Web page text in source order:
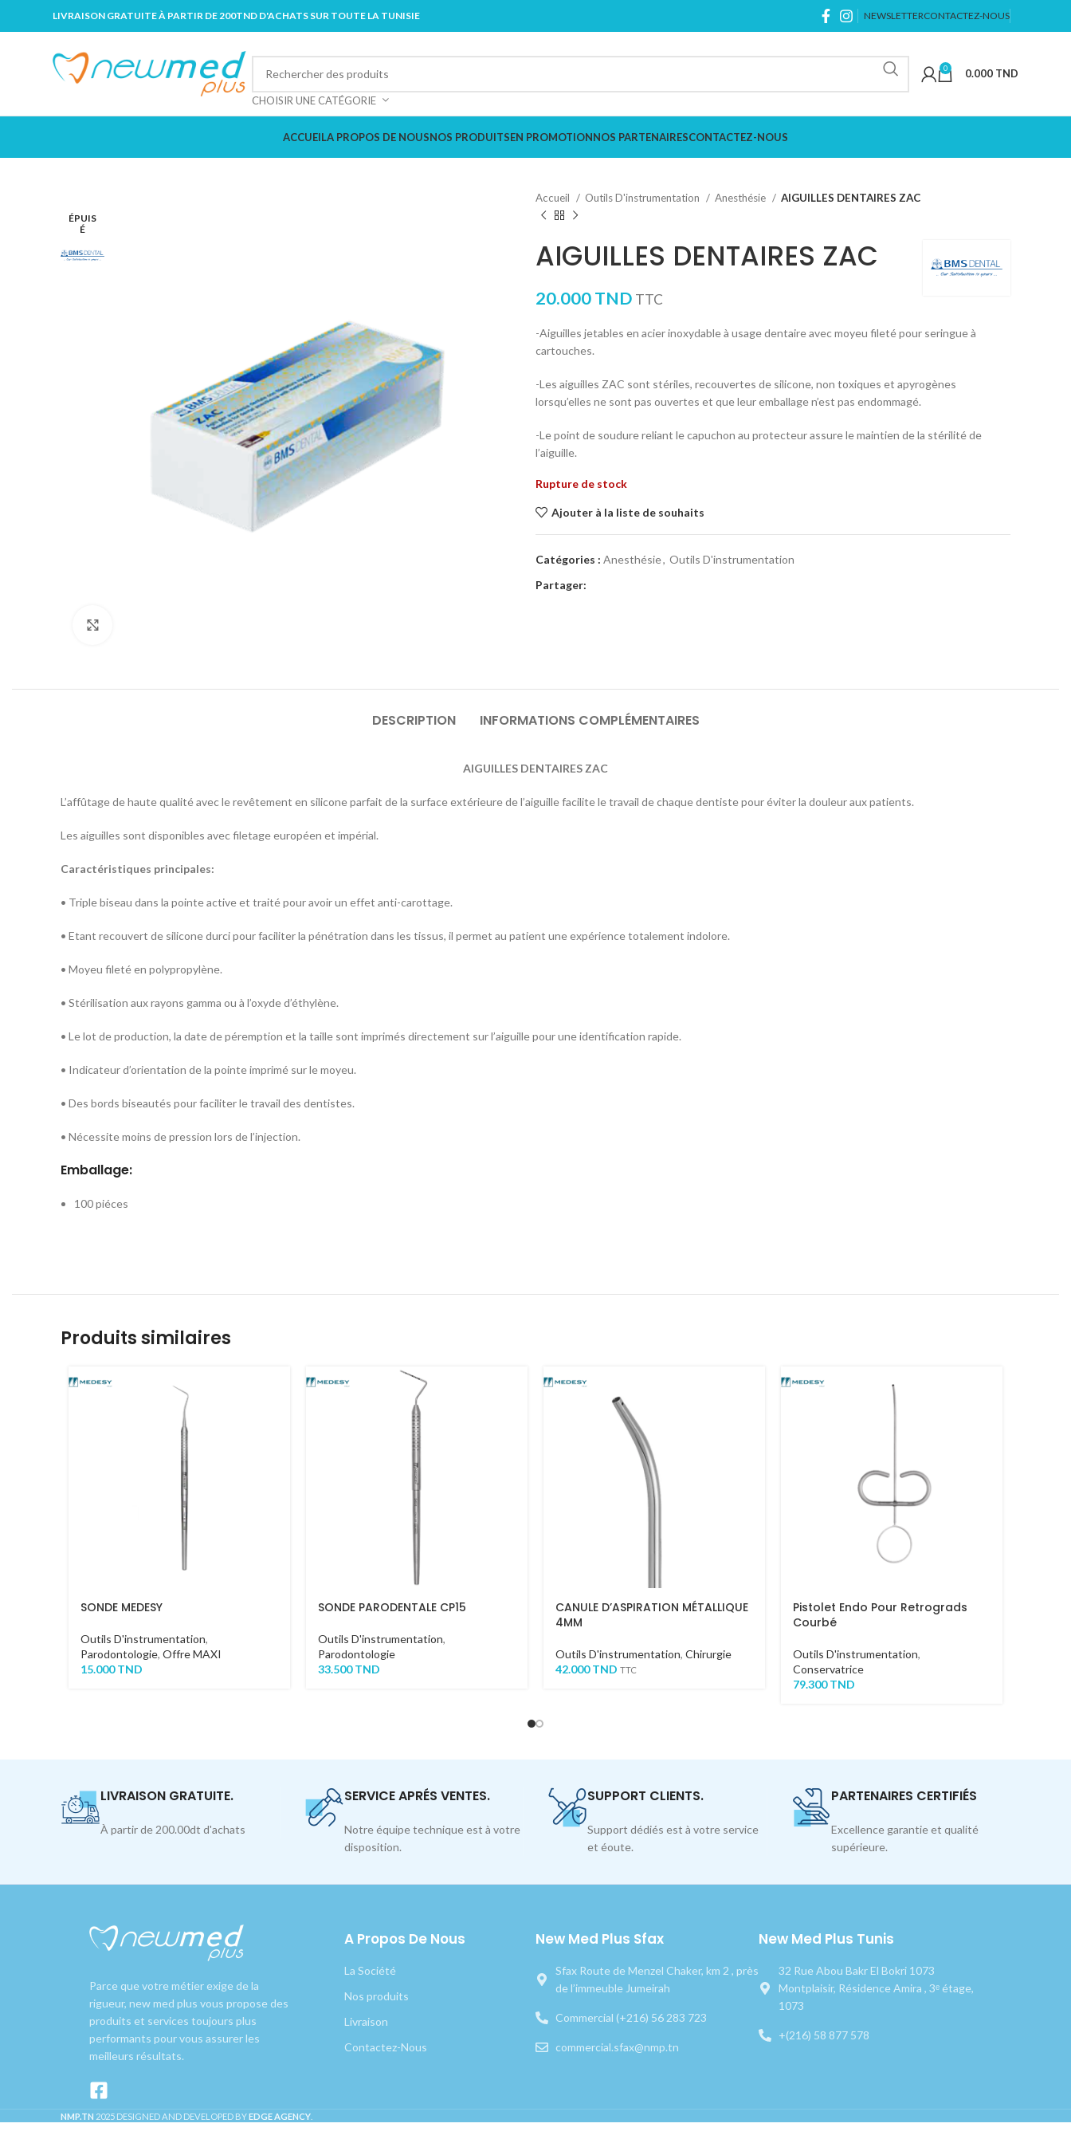
LIVRAISON GRATUITE À PARTIR DE 200TND D'ACHATS SUR TOUTE LA TUNISIE NEWSLETTERCONTACTEZ-NOUS
CHOISIR UNE CATÉGORIE
0 0.000 TND
ACCUEILA PROPOS DE NOUSNOS PRODUITSEN PROMOTIONNOS PARTENAIRESCONTACTEZ-NOUS
ÉPUIS
É
Accueil Outils D'instrumentation Anesthésie AIGUILLES DENTAIRES ZAC
AIGUILLES DENTAIRES ZAC
20.000TND TTC
-Aiguilles jetables en acier inoxydable à usage dentaire avec moyeu fileté pour seringue à
cartouches.
-Les aiguilles ZAC sont stériles, recouvertes de silicone, non toxiques et apyrogènes
lorsqu’elles ne sont pas ouvertes et que leur emballage n’est pas endommagé.
-Le point de soudure reliant le capuchon au protecteur assure le maintien de la stérilité de
l’aiguille.
Rupture de stock
Ajouter à la liste de souhaits
Catégories : Anesthésie, Outils D'instrumentation
Partager:
DESCRIPTION INFORMATIONS COMPLÉMENTAIRES
AIGUILLES DENTAIRES ZAC
L’affûtage de haute qualité avec le revêtement en silicone parfait de la surface extérieure de l’aiguille facilite le travail de chaque dentiste pour éviter la douleur aux patients.
Les aiguilles sont disponibles avec filetage européen et impérial.
Caractéristiques principales:
• Triple biseau dans la pointe active et traité pour avoir un effet anti-carottage.
• Etant recouvert de silicone durci pour faciliter la pénétration dans les tissus, il permet au patient une expérience totalement indolore.
• Moyeu fileté en polypropylène.
• Stérilisation aux rayons gamma ou à l’oxyde d’éthylène.
• Le lot de production, la date de péremption et la taille sont imprimés directement sur l’aiguille pour une identification rapide.
• Indicateur d’orientation de la pointe imprimé sur le moyeu.
• Des bords biseautés pour faciliter le travail des dentistes.
• Nécessite moins de pression lors de l’injection.
Emballage:
100 piéces
Produits similaires
SONDE MEDESY
Outils D'instrumentation,
Parodontologie, Offre MAXI
15.000TND
SONDE PARODENTALE CP15
Outils D'instrumentation,
Parodontologie
33.500TND
CANULE D’ASPIRATION MÉTALLIQUE
4MM
Outils D'instrumentation, Chirurgie
42.000TND TTC
Pistolet Endo Pour Retrograds
Courbé
Outils D'instrumentation,
Conservatrice
79.300TND
LIVRAISON GRATUITE.
À partir de 200.00dt d'achats
SERVICE APRÉS VENTES.
Notre équipe technique est à votre
disposition.
SUPPORT CLIENTS.
Support dédiés est à votre service
et éoute.
PARTENAIRES CERTIFIÉS
Excellence garantie et qualité
supérieure.
Parce que votre métier exige de la
rigueur, new med plus vous propose des
produits et services toujours plus
performants pour vous assurer les
meilleurs résultats.
A Propos De Nous
La Société
Nos produits
Livraison
Contactez-Nous
New Med Plus Sfax
Sfax Route de Menzel Chaker, km 2 , près
de l’immeuble Jumeirah
Commercial (+216) 56 283 723
commercial.sfax@nmp.tn
New Med Plus Tunis
32 Rue Abou Bakr El Bokri 1073
Montplaisir, Résidence Amira , 3ᵉ étage,
1073
+(216) 58 877 578
NMP.TN 2025 DESIGNED AND DEVELOPED BYEDGE AGENCY